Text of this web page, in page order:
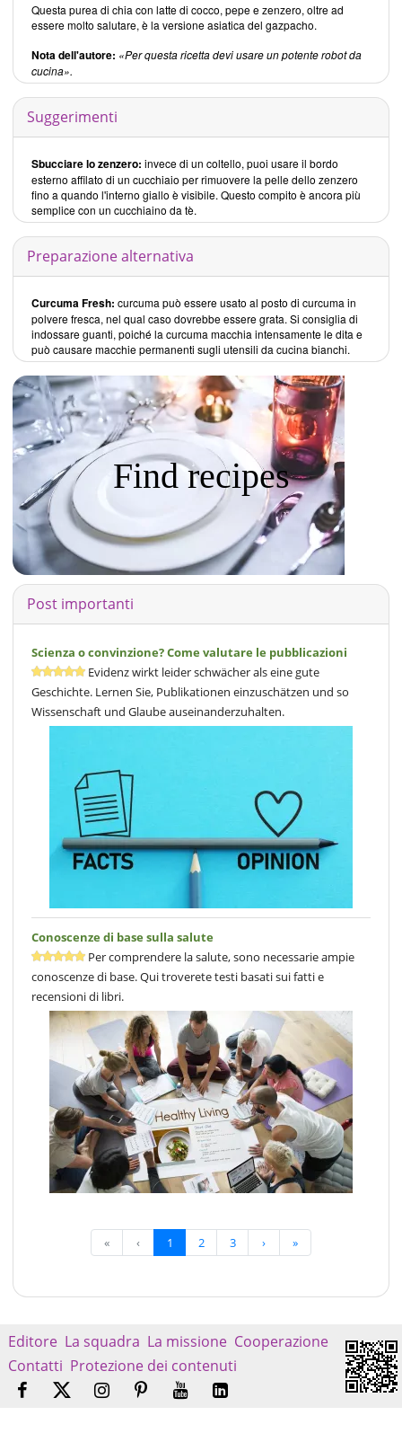
Questa purea di chia con latte di cocco, pepe e zenzero, oltre ad
essere molto salutare, è la versione asiatica del gazpacho.
Nota dell'autore: «Per questa ricetta devi usare un potente robot da
cucina».
Suggerimenti
Sbucciare lo zenzero: invece di un coltello, puoi usare il bordo
esterno affilato di un cucchiaio per rimuovere la pelle dello zenzero
fino a quando l'interno giallo è visibile. Questo compito è ancora più
semplice con un cucchiaino da tè.
Preparazione alternativa
Curcuma Fresh: curcuma può essere usato al posto di curcuma in
polvere fresca, nel qual caso dovrebbe essere grata. Si consiglia di
indossare guanti, poiché la curcuma macchia intensamente le dita e
può causare macchie permanenti sugli utensili da cucina bianchi.
Find recipes
Post importanti
Scienza o convinzione? Come valutare le pubblicazioni
Evidenz wirkt leider schwächer als eine gute
Geschichte. Lernen Sie, Publikationen einzuschätzen und so
Wissenschaft und Glaube auseinanderzuhalten.
Conoscenze di base sulla salute
Per comprendere la salute, sono necessarie ampie
conoscenze di base. Qui troverete testi basati sui fatti e
recensioni di libri.
« ‹ 1 2 3 › »
Editore La squadra La missione Cooperazione
Contatti Protezione dei contenuti